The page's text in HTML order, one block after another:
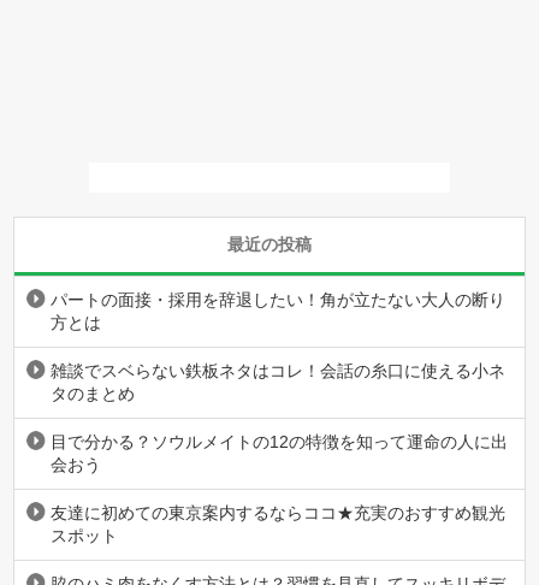
最近の投稿
パートの面接・採用を辞退したい！角が立たない大人の断り
方とは
雑談でスベらない鉄板ネタはコレ！会話の糸口に使える小ネ
タのまとめ
目で分かる？ソウルメイトの12の特徴を知って運命の人に出
会おう
友達に初めての東京案内するならココ★充実のおすすめ観光
スポット